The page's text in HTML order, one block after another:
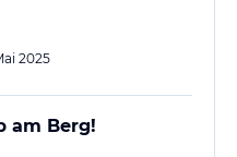
2025
am Berg!